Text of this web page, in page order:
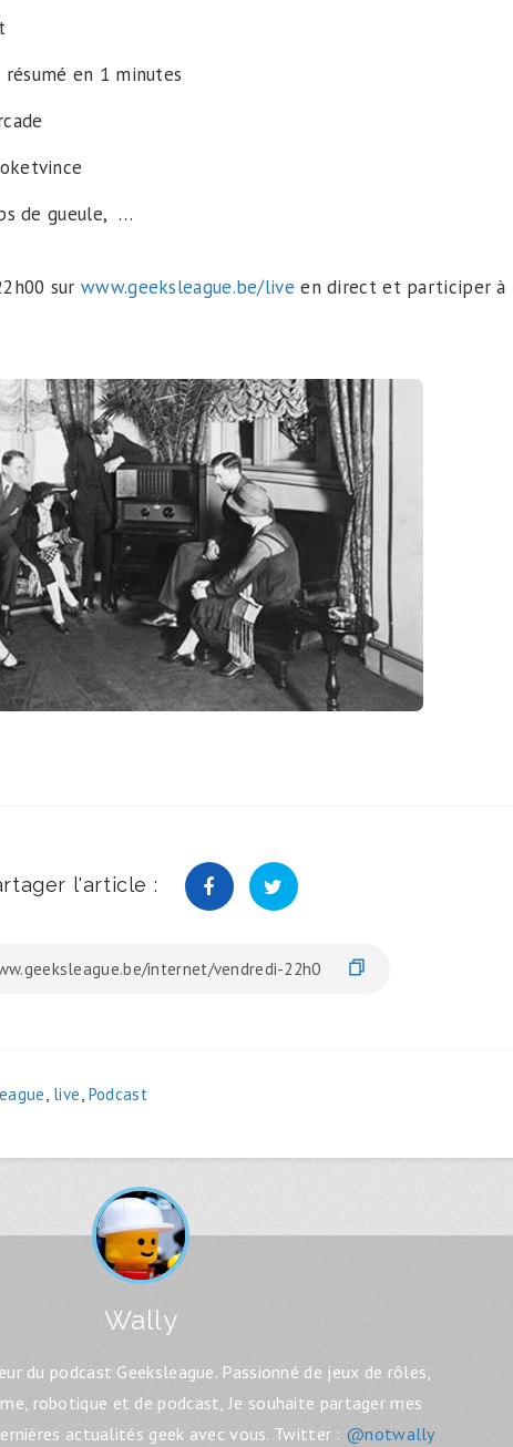
en 1 minutes
de gueule, …
surwww.geeksleague.be/live en direct et participer à
l'article :
, live, Podcast
Wally
du podcast Geeksleague. Passionné de jeux de rôles,
robotique et de podcast, Je souhaite partager mes
actualités geek avec vous. Twitter : @notwally